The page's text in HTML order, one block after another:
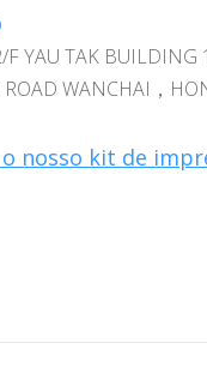
YAU TAK BUILDING
ROAD WANCHAI，
nosso kit de